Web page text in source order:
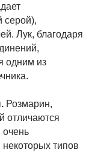
серой),
Лук, благодаря
одним из
Розмарин,
отличаются
типов